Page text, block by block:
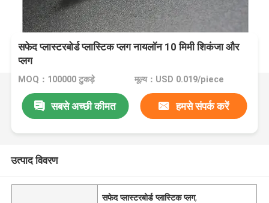
सफेद प्लास्टरबोर्ड प्लास्टिक प्लग नायलॉन 10 मिमी शिकंजा और
प्लग
MOQ：100000 टुकड़े मूल्य：USD 0.019/piece
सबसे अच्छी कीमत हमसे संपर्क करें
उत्पाद विवरण
सफेद प्लास्टरबोर्ड प्लास्टिक प्लग,